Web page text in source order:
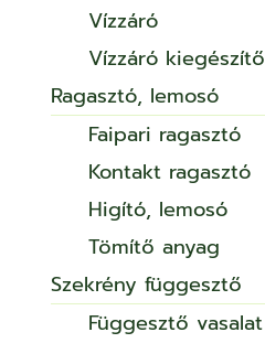
Vízzáró
Vízzáró kiegészítő
Ragasztó, lemosó
Faipari ragasztó
Kontakt ragasztó
Higító, lemosó
Tömítő anyag
Szekrény függesztő
Függesztő vasalat